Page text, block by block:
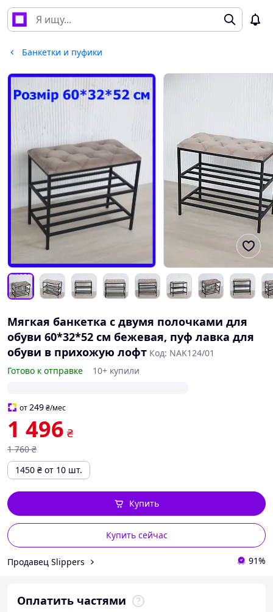
Банкетки и пуфики
Мягкая банкетка с двумя полочками для
обуви 60*32*52 см бежевая, пуф лавка для
обуви в прихожую лофт Код: NAK124/01
Готово к отправке
10+ купили
от249₴/мес
1 496 ₴
1 760 ₴
1450 ₴ от 10 шт.
Купить сейчас
Купить
Продавец Slippers 91%
Оплатить частями